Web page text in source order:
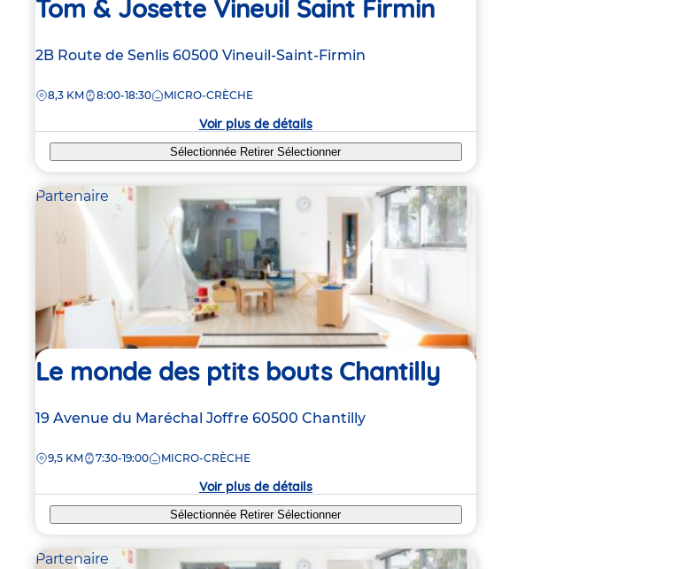
Tom & Josette Vineuil Saint Firmin
Adresse
la
2B Route de Senlis 60500 Vineuil-Saint-Firmin
DISTANCE
8,3 KM 8:00-18:30 MICRO-CRÈCHE
Voir plus de détails
Sélectionnée RetirerSélectionner
Partenaire
Le monde des ptits bouts Chantilly
Adresse
la
19 Avenue du Maréchal Joffre 60500 Chantilly
DISTANCE
9,5 KM 7:30-19:00 MICRO-CRÈCHE
Voir plus de détails
Sélectionnée RetirerSélectionner
Partenaire